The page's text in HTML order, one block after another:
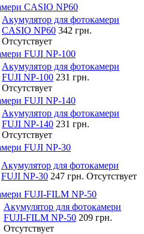
CASIO NP60
Акумулятор для фотокамери
CASIO NP60 342 грн.
Отсутствует
FUJI NP-100
Акумулятор для фотокамери
FUJI NP-100 231 грн.
Отсутствует
FUJI NP-140
Акумулятор для фотокамери
FUJI NP-140 231 грн.
Отсутствует
FUJI NP-30
Акумулятор для фотокамери
FUJI NP-30 247 грн. Отсутствует
FUJI-FILM NP-50
Акумулятор для фотокамери
FUJI-FILM NP-50 209 грн.
Отсутствует